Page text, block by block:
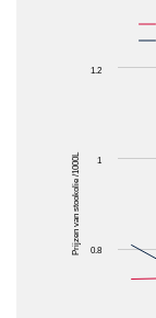
Line chart
The chart
The chart
Prijzen van stookolie /1000L 0.8
1
1.2